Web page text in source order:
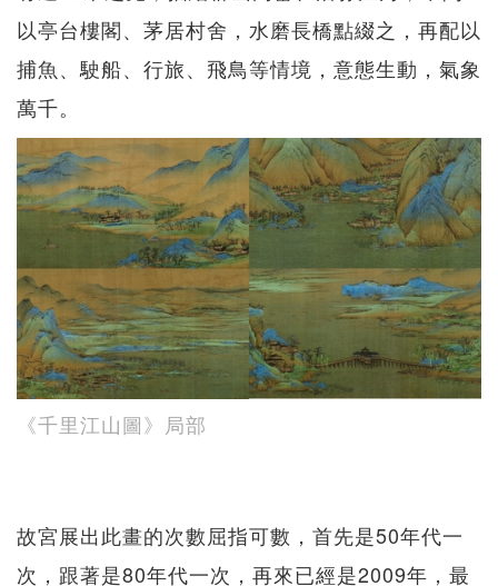
以亭台樓閣、茅居村舍，水磨長橋點綴之，再配以
捕魚、駛船、行旅、飛鳥等情境，意態生動，氣象
萬千。
《千里江山圖》局部
故宮展出此畫的次數屈指可數，首先是50年代一
次，跟著是80年代一次，再來已經是2009年，最